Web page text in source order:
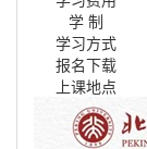
学 制
学习方式
报名下载
上课地点